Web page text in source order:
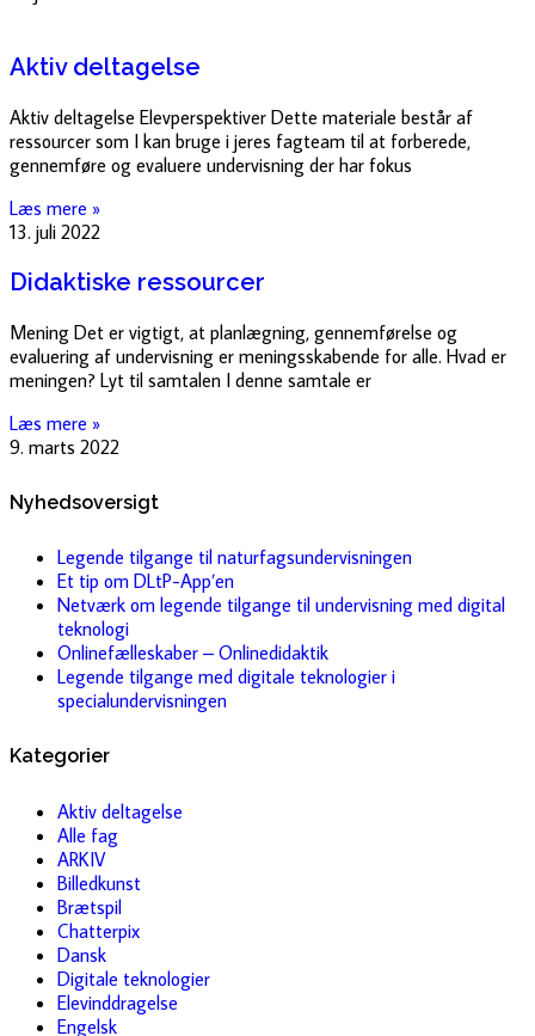
Aktiv deltagelse
Aktiv deltagelse Elevperspektiver Dette materiale består af
ressourcer som I kan bruge i jeres fagteam til at forberede,
gennemføre og evaluere undervisning der har fokus
Læs mere »
13. juli 2022
Didaktiske ressourcer
Mening Det er vigtigt, at planlægning, gennemførelse og
evaluering af undervisning er meningsskabende for alle. Hvad er
meningen? Lyt til samtalen I denne samtale er
Læs mere »
9. marts 2022
Nyhedsoversigt
Legende tilgange til naturfagsundervisningen
Et tip om DLtP-App’en
Netværk om legende tilgange til undervisning med digital
teknologi
Onlinefælleskaber – Onlinedidaktik
Legende tilgange med digitale teknologier i
specialundervisningen
Kategorier
Aktiv deltagelse
Alle fag
ARKIV
Billedkunst
Brætspil
Chatterpix
Dansk
Digitale teknologier
Elevinddragelse
Engelsk